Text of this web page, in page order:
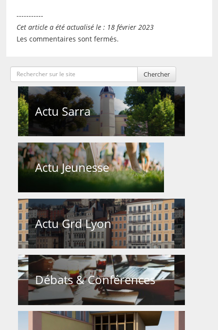
-----------
Cet article a été actualisé le : 18 février 2023
Les commentaires sont fermés.
Chercher
Actu Sarra
Actu Jeunesse
Actu Grd Lyon
Débats & Conférences